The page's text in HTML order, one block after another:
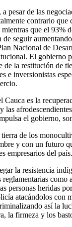
pesar de las
contrario
que el
seguir
Nacional de
El gobierno
la restitución de
e inversionistas
es la
el gobierno,
de los
y con un futuro
empresarios del país.
la resistencia
personas heridas
atacándolos
así la
la firmeza y los